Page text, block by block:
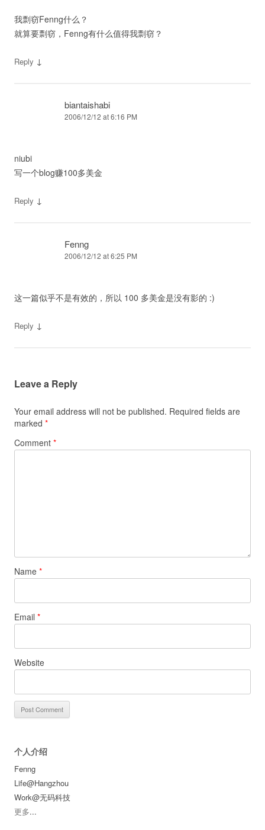
我剽窃Fenng什么？
就算要剽窃，Fenng有什么值得我剽窃？
Reply ↓
biantaishabi
2006/12/12 at 6:16 PM
niubi
写一个blog赚100多美金
Reply ↓
Fenng
2006/12/12 at 6:25 PM
这一篇似乎不是有效的，所以 100 多美金是没有影的 :)
Reply ↓
Leave a Reply
Your email address will not be published. Required fields are
marked *
Comment *
Name *
Email *
Website
个人介绍
Fenng
Life@Hangzhou
Work@无码科技
更多...